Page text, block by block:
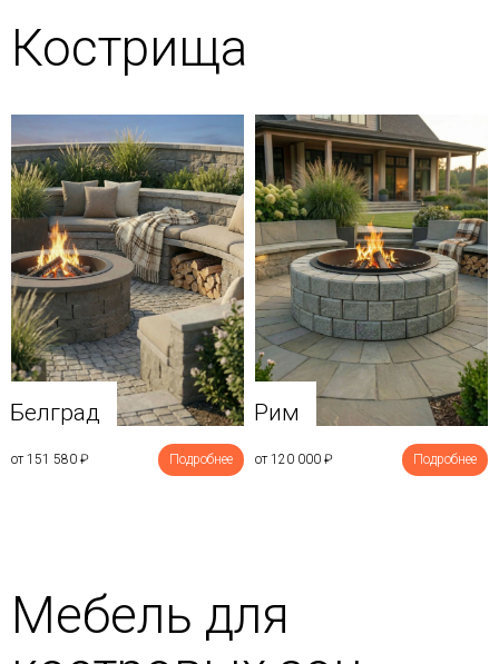
Кострища
Белград
от 151 580 ₽ Подробнее
Рим
от 120 000 ₽ Подробнее
Мебель для